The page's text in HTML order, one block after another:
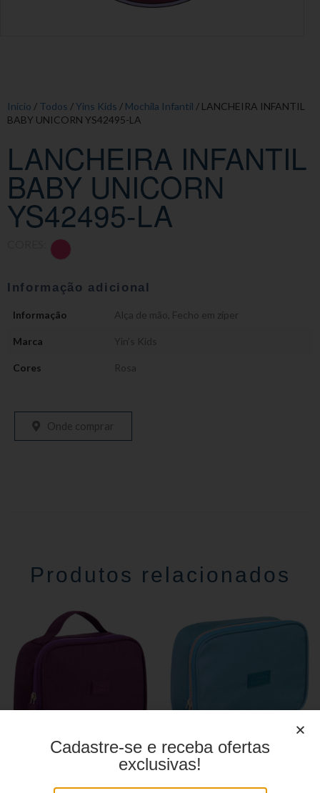
Início / Todos /Yins Kids / Mochila Infantil / LANCHEIRA INFANTIL
BABY UNICORN YS42495-LA
LANCHEIRA INFANTIL
BABY UNICORN
YS42495-LA
Informação adicional
Informação Alça de mão Fecho em zíper
Marca Yin's Kids
Cores Rosa
Onde comprar
Produtos relacionados
Cadastre-se e receba ofertas
exclusivas!